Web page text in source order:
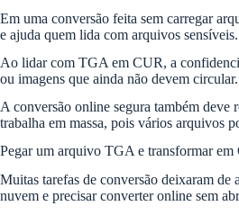
Em uma conversão feita sem carregar
e ajuda quem lida com arquivos
Ao lidar com TGA em CUR, a
ou imagens que ainda não devem
A conversão online segura também deve
trabalha em massa, pois vários arquivos
Pegar um arquivo TGA e transformar
Muitas tarefas de conversão deixaram
nuvem e precisar converter online sem